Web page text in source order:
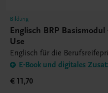
Bildung
Englisch BRP
Use
Englisch für die
E-Book und digitales
€ 11,70